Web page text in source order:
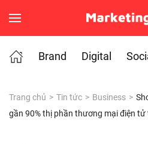
Skip to main content
Brand
Digital
Trang chủ Tin tức Business
gần 90% thị phần thương mại điện tử